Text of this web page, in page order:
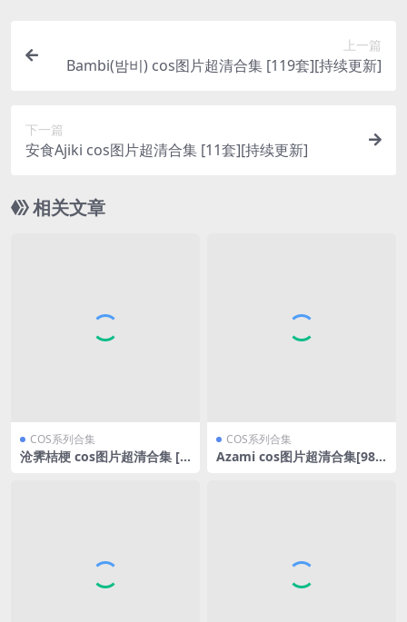
上一篇
Bambi(밤비) cos图片超清合集 [119套][持续更新]
下一篇
安食Ajiki cos图片超清合集 [11套][持续更新]
相关文章
COS系列合集
沧霁桔梗 cos图片超清合集 [1
COS系列合集
Azami cos图片超清合集[98